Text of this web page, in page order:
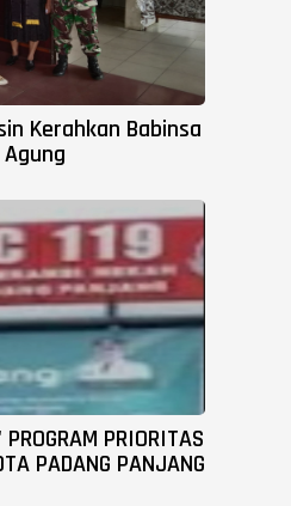
Kerahkan Babinsa
PRIORITAS
PADANG PANJANG